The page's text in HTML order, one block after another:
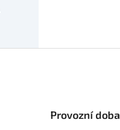
Provozní doba